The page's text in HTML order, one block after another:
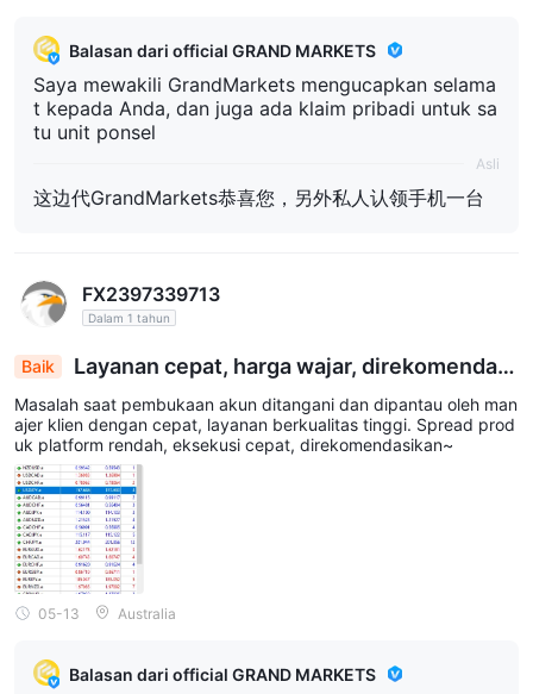
Balasan dari official GRAND MARKETS
Saya mewakili GrandMarkets mengucapkan selama
t kepada Anda, dan juga ada klaim pribadi untuk sa
tu unit ponsel
Asli
这边代GrandMarkets恭喜您，另外私人认领手机一台
FX2397339713
Dalam 1 tahun
Baik
Layanan cepat, harga wajar, direkomendasi
kan~
Masalah saat pembukaan akun ditangani dan dipantau oleh man
ajer klien dengan cepat, layanan berkualitas tinggi. Spread prod
uk platform rendah, eksekusi cepat, direkomendasikan~
05-13 Australia
Balasan dari official GRAND MARKETS